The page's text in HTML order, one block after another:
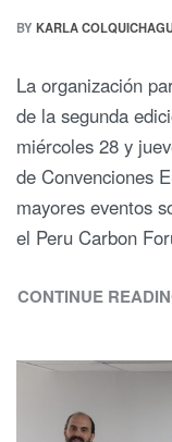
BY KARLA
La organización
de la segunda
miércoles 28 y
de Convenciones
mayores eventos
el Peru Carbon
CONTINUE